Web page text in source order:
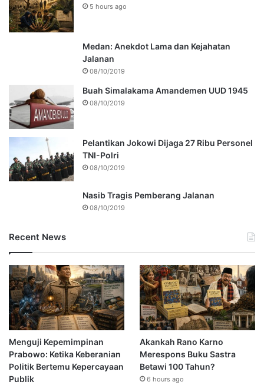
5 hours ago
Medan: Anekdot Lama dan Kejahatan
Jalanan
08/10/2019
Buah Simalakama Amandemen UUD 1945
08/10/2019
Pelantikan Jokowi Dijaga 27 Ribu Personel
TNI-Polri
08/10/2019
Nasib Tragis Pemberang Jalanan
08/10/2019
Recent News
Menguji Kepemimpinan
Prabowo: Ketika Keberanian
Politik Bertemu Kepercayaan
Publik
Akankah Rano Karno
Merespons Buku Sastra
Betawi 100 Tahun?
6 hours ago